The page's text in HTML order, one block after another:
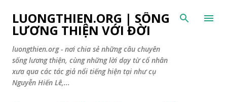
Chuyển đến nội dung chính
LUONGTHIEN.ORG | SỐNG
LƯƠNG THIỆN VỚI ĐỜI
luongthien.org - nơi chia sẻ những câu chuyên
sống lương thiện, cùng những lời dạy từ cổ nhân
xưa qua các tác giả nổi tiếng hiện tại như cụ
Nguyễn Hiến Lê,...